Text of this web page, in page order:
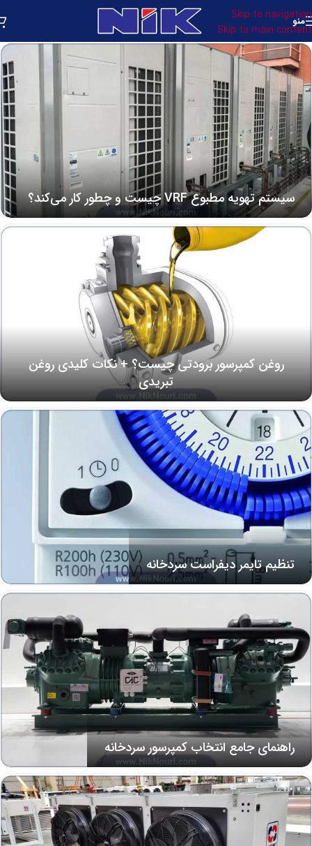
Skip to navigation
Skip to main content
منو
سیستم تهویه مطبوع VRF چیست و چطور کار می‌کند؟
روغن کمپرسور برودتی چیست؟ + نکات کلیدی روغن
تبریدی
تنظیم تایمر دیفراست سردخانه
راهنمای جامع انتخاب کمپرسور سردخانه